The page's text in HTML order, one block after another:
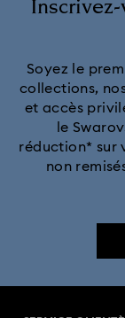
Soyez le
collections,
et accès
le
réduction* sur
non